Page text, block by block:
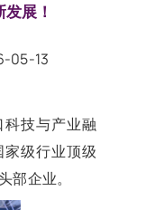
展！
05-13
技与产业融
级行业顶级
企业。